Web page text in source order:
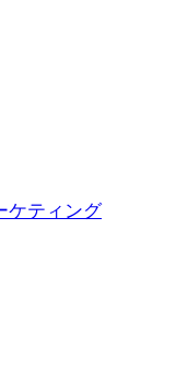
ケティング